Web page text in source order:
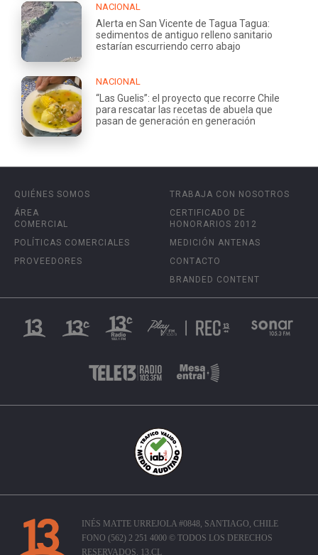
NACIONAL
Alerta en San Vicente de Tagua Tagua:
sedimentos de antiguo relleno sanitario
estarían escurriendo cerro abajo
NACIONAL
“Las Guelis”: el proyecto que recorre Chile
para rescatar las recetas de abuela que
pasan de generación en generación
QUIÉNES SOMOS
ÁREA
COMERCIAL
POLÍTICAS COMERCIALES
PROVEEDORES
TRABAJA CON NOSOTROS
CERTIFICADO DE
HONORARIOS 2012
MEDICIÓN ANTENAS
CONTACTO
BRANDED CONTENT
INÉS MATTE URREJOLA #0848, SANTIAGO, CHILE
FONO (562) 2 251 4000 © TODOS LOS DERECHOS
RESERVADOS. 13.CL